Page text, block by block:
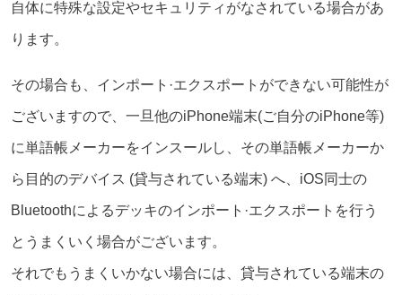
自体に特殊な設定やセキュリティがなされている場合があ
ります。
その場合も、インポート·エクスポートができない可能性が
ございますので、一旦他のiPhone端末(ご自分のiPhone等)
に単語帳メーカーをインスールし、その単語帳メーカーか
ら目的のデバイス (貸与されている端末) へ、iOS同士の
Bluetoothによるデッキのインポート·エクスポートを行う
とうまくいく場合がございます。
それでもうまくいかない場合には、貸与されている端末の